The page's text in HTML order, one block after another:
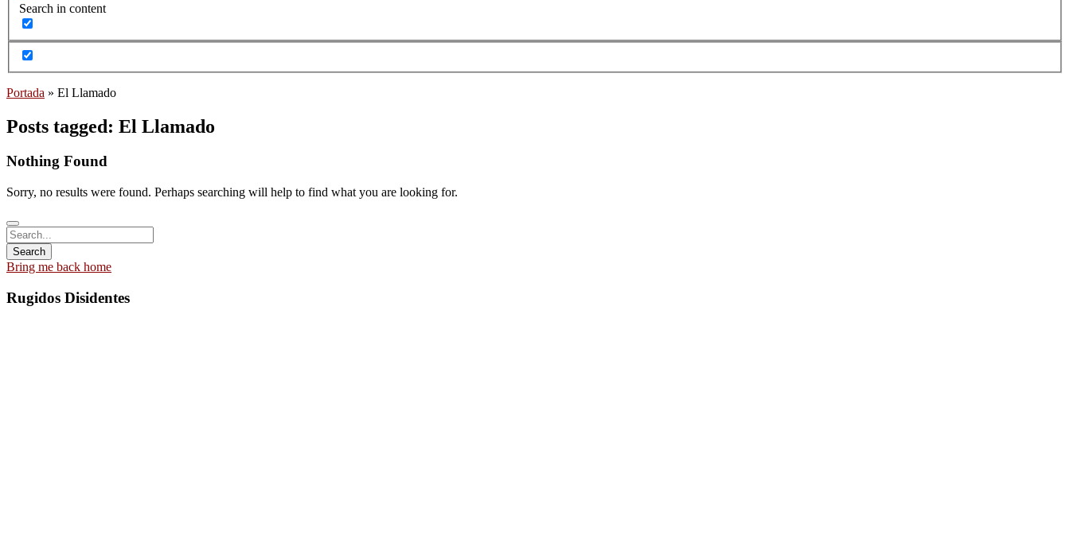
Search in content
Portada » El Llamado
Posts tagged: El Llamado
Nothing Found
Sorry, no results were found. Perhaps searching will help to find what you are looking for.
Bring me back home
Rugidos Disidentes